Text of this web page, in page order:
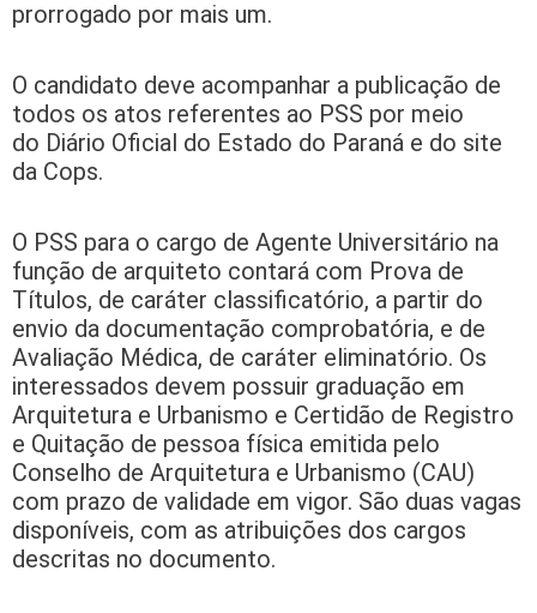
prorrogado por mais um.
O candidato deve acompanhar a publicação de
todos os atos referentes ao PSS por meio
do Diário Oficial do Estado do Paraná e do site
da Cops.
O PSS para o cargo de Agente Universitário na
função de arquiteto contará com Prova de
Títulos, de caráter classificatório, a partir do
envio da documentação comprobatória, e de
Avaliação Médica, de caráter eliminatório. Os
interessados devem possuir graduação em
Arquitetura e Urbanismo e Certidão de Registro
e Quitação de pessoa física emitida pelo
Conselho de Arquitetura e Urbanismo (CAU)
com prazo de validade em vigor. São duas vagas
disponíveis, com as atribuições dos cargos
descritas no documento.